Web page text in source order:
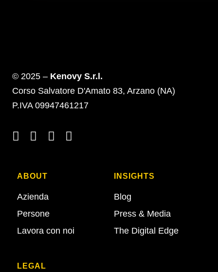
© 2025 – Kenovy S.r.l.
Corso Salvatore D'Amato 83, Arzano (NA)
P.IVA 09947461217
ABOUT
Azienda
Persone
Lavora con noi
INSIGHTS
Blog
Press & Media
The Digital Edge
LEGAL